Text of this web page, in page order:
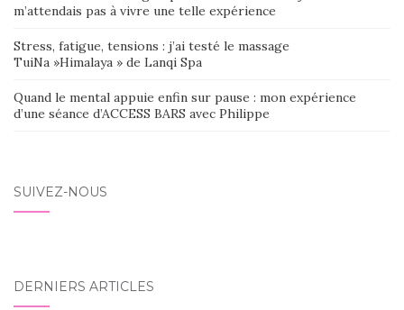
ARTICLES
m’attendais pas à vivre une telle expérience
Stress, fatigue, tensions : j’ai testé le massage
TuiNa »Himalaya » de Lanqi Spa
Quand le mental appuie enfin sur pause : mon expérience
d’une séance d’ACCESS BARS avec Philippe
SUIVEZ-NOUS
DERNIERS ARTICLES